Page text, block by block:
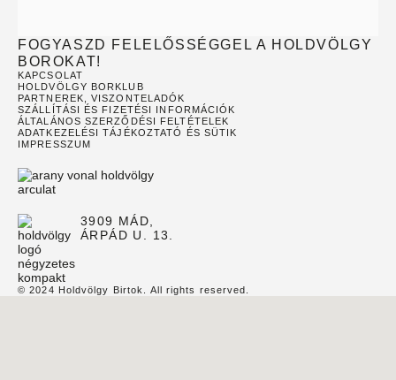
FOGYASZD FELELŐSSÉGGEL A HOLDVÖLGY
BOROKAT!
KAPCSOLAT
HOLDVÖLGY BORKLUB
PARTNEREK, VISZONTELADÓK
SZÁLLÍTÁSI ÉS FIZETÉSI INFORMÁCIÓK
ÁLTALÁNOS SZERZŐDÉSI FELTÉTELEK
ADATKEZELÉSI TÁJÉKOZTATÓ ÉS SÜTIK
IMPRESSZUM
3909 MÁD,
ÁRPÁD U. 13.
© 2024 Holdvölgy Birtok. All rights reserved.